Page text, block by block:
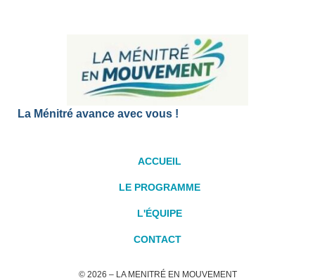
La Ménitré avance avec vous !
ACCUEIL
LE PROGRAMME
L'ÉQUIPE
CONTACT
© 2026 – LA MENITRÉ EN MOUVEMENT